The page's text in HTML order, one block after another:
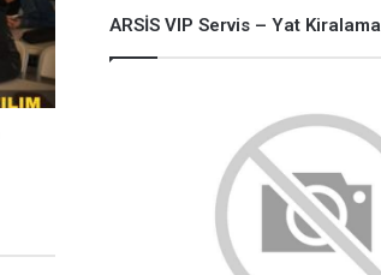
ARSİS VIP Servis – Yat Kiralama